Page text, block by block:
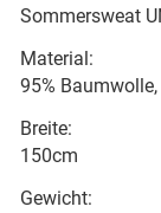
Sommersweat
Material:
95%
Breite:
150cm
Gewicht: